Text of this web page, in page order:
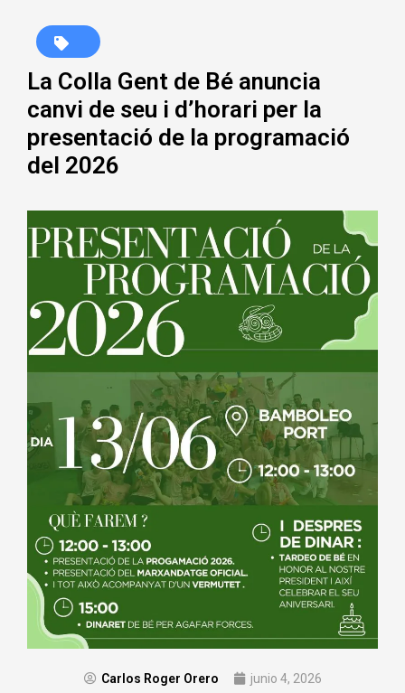
La Colla Gent de Bé anuncia
canvi de seu i d’horari per la
presentació de la programació
del 2026
Carlos Roger Orero
junio 4, 2026